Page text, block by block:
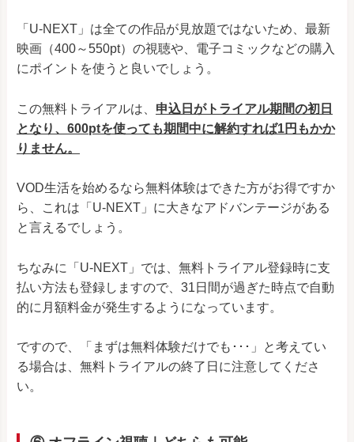
「U-NEXT」は全ての作品が見放題ではないため、最新
映画（400～550pt）の視聴や、電子コミックなどの購入
にポイントを使うと良いでしょう。
この無料トライアルは、 申込日がトライアル期間の初日
となり、 600ptを使っても期間中に解約すれば1円もかか
りません。
VOD生活を始めるなら無料体験はできた方がお得ですか
ら、これは「U-NEXT」に大きなアドバンテージがある
と言えるでしょう。
ちなみに「U-NEXT」では、無料トライアル登録時に支
払い方法も登録しますので、31日間が過ぎた時点で自動
的に月額料金が発生するようになっています。
ですので、「まずは無料体験だけでも･･･」と考えてい
る場合は、無料トライアルの終了日に注意してくださ
い。